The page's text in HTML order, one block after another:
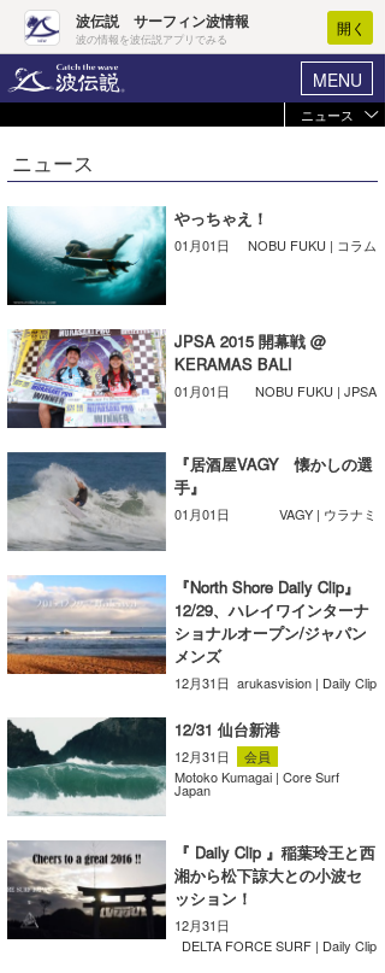
波伝説 サーフィン波情報
波の情報を波伝説アプリでみる
開く
MENU
ヘルプ マイホーム
ログイン
新規会員登録
波情報･概況
WAVE HUNTER波予想ツール
気象情報
ニュース
サーフィンエリアガイド
会員メニュー
ニュース
やっちゃえ！
01月01日 NOBU FUKU | コラム
JPSA 2015 開幕戦 @
KERAMAS BALI
01月01日 NOBU FUKU | JPSA
『居酒屋VAGY 懐かしの選
手』
01月01日 VAGY | ウラナミ
『North Shore Daily Clip』
12/29、ハレイワインターナ
ショナルオープン/ジャパン
メンズ
12月31日 arukasvision | Daily Clip
12/31 仙台新港
12月31日
会員
Motoko Kumagai | Core Surf
Japan
『 Daily Clip 』稲葉玲王と西
湘から松下諒大との小波セ
ッション！
12月31日
DELTA FORCE SURF | Daily Clip
ニュース
Core Surf Japan
コンテスト
ファッション/グッズ
アート＆エンタメ
コラム
トラベル
ショップ情報
ショップ情報
湘南
千葉北
伊豆
大阪
四国
沖縄
ウラナミ
その他
ルール＆How to
サーファーズ